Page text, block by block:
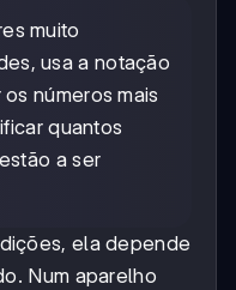
muito
usa a notação
números mais
quantos
a ser
ela depende
Num aparelho